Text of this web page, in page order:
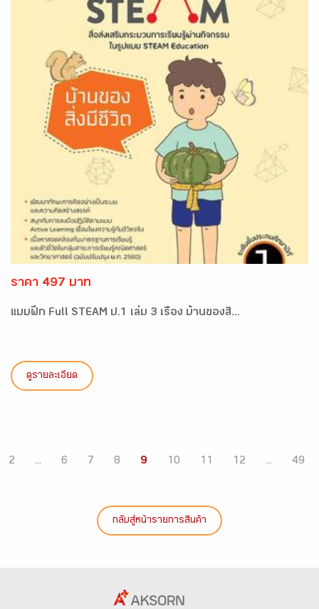
ราคา 497 บาท
แบบฝึก Full STEAM ป.1 เล่ม 3 เรื่อง บ้านของสิ...
ดูรายละเอียด
2 ... 6 7 8 9 10 11 12 ... 49
กลับสู่หน้ารายการสินค้า